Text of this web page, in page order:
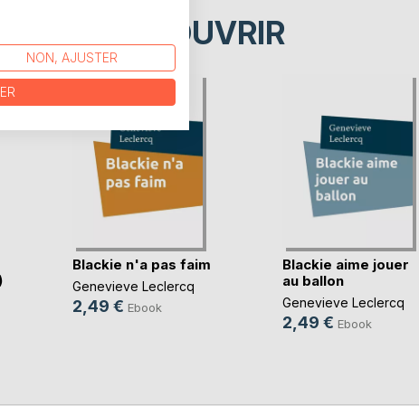
À DÉCOUVRIR
Blackie n'a pas faim
Genevieve Leclercq
2,49 € Ebook
Blackie aime jouer
au ballon
Genevieve Leclercq
2,49 € Ebook
NON, AJUSTER